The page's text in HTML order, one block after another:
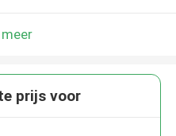
meer
prijs voor